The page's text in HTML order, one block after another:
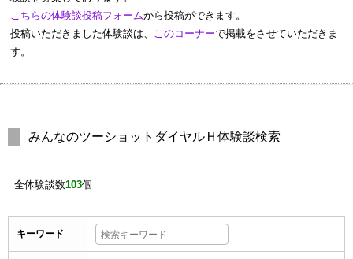
こちらの体験談投稿フォームから投稿ができます。
投稿いただきました体験談は、 このコーナーで掲載をさせていただきま
す。
みんなのツーショットダイヤルＨ体験談検索
全体験談数103個
キーワード